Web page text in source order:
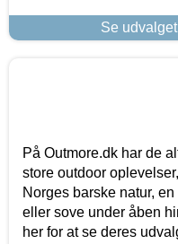
Se
På Outmore.dk har de
store outdoor
Norges barske natur,
eller sove under åben
her for at se deres